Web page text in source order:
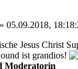
» 05.09.2018,
Jesus Christ
ist grandios!
Moderatorin